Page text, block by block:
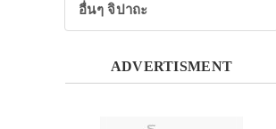
อื่นๆ จิปาถะ
ADVERTISMENT